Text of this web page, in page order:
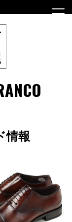
情報サイトです
情報